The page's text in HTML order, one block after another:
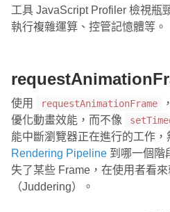
工具 JavaScript Profiler 檢視瓶
執行複雜運算、控管記憶體等。
使用 requestAnimationFrame
優化動畫效能，而不像
能中斷瀏覽器正在進行的工作，
Rendering Pipeline 到哪一個階
失了某些 Frame，在使用者看
（Juddering）。